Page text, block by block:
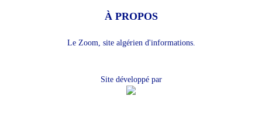
À PROPOS
Le Zoom, site algérien d'informations.
Site développé par